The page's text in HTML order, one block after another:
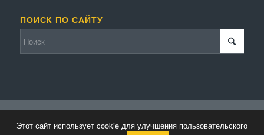
ПОИСК ПО САЙТУ
powered by Enfold WordPress Theme
Этот сайт использует cookie для улучшения пользовательского